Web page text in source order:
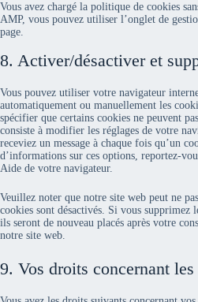
Vous avez chargé la politique de cookies
AMP, vous pouvez utiliser l’onglet de
page.
8. Activer/désactiver et
Vous pouvez utiliser votre navigateur
automatiquement ou manuellement les
spécifier que certains cookies ne peuvent
consiste à modifier les réglages de votre
receviez un message à chaque fois qu’un
d’informations sur ces options, reportez-
Aide de votre navigateur.
Veuillez noter que notre site web peut ne
cookies sont désactivés. Si vous supprimez
ils seront de nouveau placés après votre
notre site web.
9. Vos droits concernant